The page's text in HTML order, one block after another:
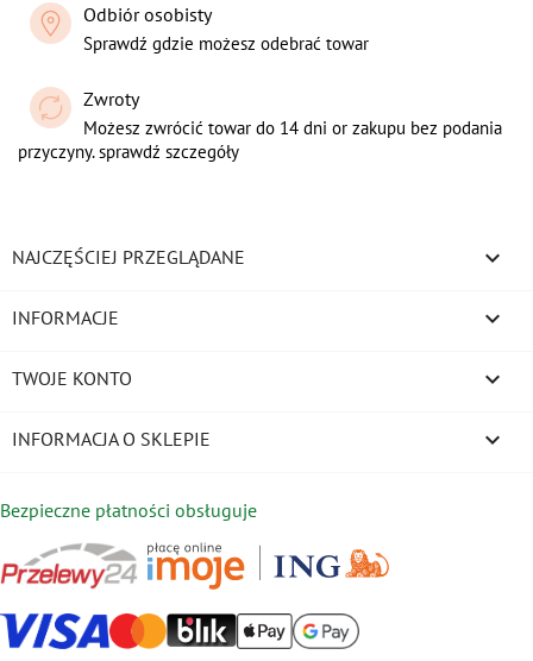
Odbiór osobisty
Sprawdź gdzie możesz odebrać towar
Zwroty
Możesz zwrócić towar do 14 dni or zakupu bez podania
przyczyny. sprawdź szczegóły
NAJCZĘŚCIEJ PRZEGLĄDANE 
INFORMACJE 
TWOJE KONTO 
INFORMACJA O SKLEPIE keyboard_arrow_down
Bezpieczne płatności obsługuje